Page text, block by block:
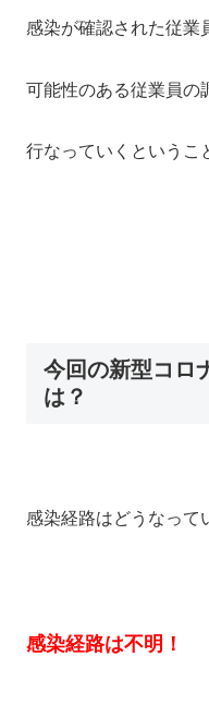
感染が確認された従業
可能性のある従業員の
行なっていくというこ
今回の新型コロ
は？
感染経路はどうなって
感染経路は不明！